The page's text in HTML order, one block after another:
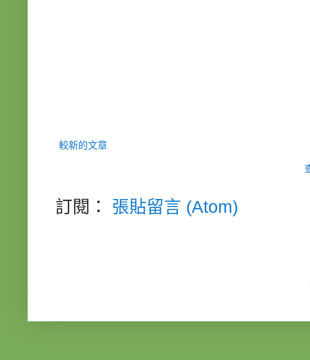
較新的文章
訂閱： 張貼留言 (Atom)